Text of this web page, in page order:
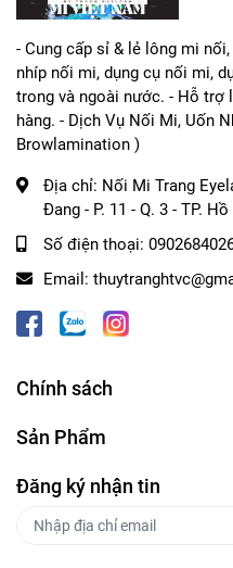
thẳng sao cho keo bám
- Bước 3:Tiến hành nối
4. Lưu ý:
- Lắc đều trước khi sử
- Khi sử dụng để keo khô
- Khi sử dụng không để hở
- Đậy kĩ nắp sau khi sử dụng
- Tránh để keo dưới ánh
#michùm #michùmdày
#minklashdesign
- Cung cấp sỉ & lẻ lông mi
nhíp nối mi, dụng cụ nối mi,
trong và ngoài nước. - Hỗ trợ
hàng. - Dịch Vụ Nối Mi, Uốn
Browlamination )
Địa chỉ: Nối Mi Trang
Đang - P. 11 - Q. 3 - TP.
Số điện thoại:
Email:
Chính sách
Sản Phẩm
Đăng ký nhận tin